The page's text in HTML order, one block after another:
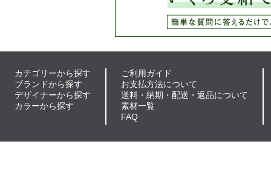
カテゴリーから探す
ブランドから探す
デザイナーから探す
カラーから探す
ご利用ガイド
お支払方法について
送料・納期・配送・返品について
素材一覧
FAQ